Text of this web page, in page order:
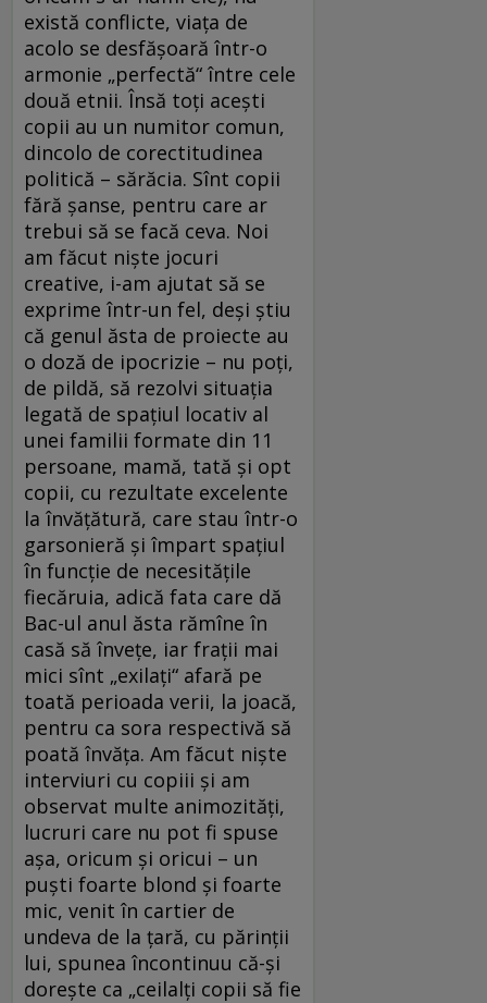
există conflicte, viața de
acolo se desfășoară într-o
armonie „perfectă“ între cele
două etnii. Însă toți acești
copii au un numitor comun,
dincolo de corectitudinea
politică – sărăcia. Sînt copii
fără șanse, pentru care ar
trebui să se facă ceva. Noi
am făcut niște jocuri
creative, i-am ajutat să se
exprime într-un fel, deși știu
că genul ăsta de proiecte au
o doză de ipocrizie – nu poți,
de pildă, să rezolvi situația
legată de spațiul locativ al
unei familii formate din 11
persoane, mamă, tată și opt
copii, cu rezultate excelente
la învățătură, care stau într-o
garsonieră și împart spațiul
în funcție de necesitățile
fiecăruia, adică fata care dă
Bac-ul anul ăsta rămîne în
casă să învețe, iar frații mai
mici sînt „exilați“ afară pe
toată perioada verii, la joacă,
pentru ca sora respectivă să
poată învăța. Am făcut niște
interviuri cu copiii și am
observat multe animozități,
lucruri care nu pot fi spuse
așa, oricum și oricui – un
puști foarte blond și foarte
mic, venit în cartier de
undeva de la țară, cu părinții
lui, spunea încontinuu că-și
dorește ca „ceilalți copii să fie